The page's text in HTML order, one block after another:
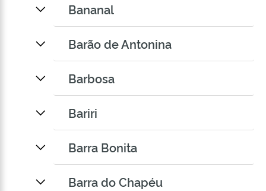
Bananal
Barão de Antonina
Barbosa
Bariri
Barra Bonita
Barra do Chapéu